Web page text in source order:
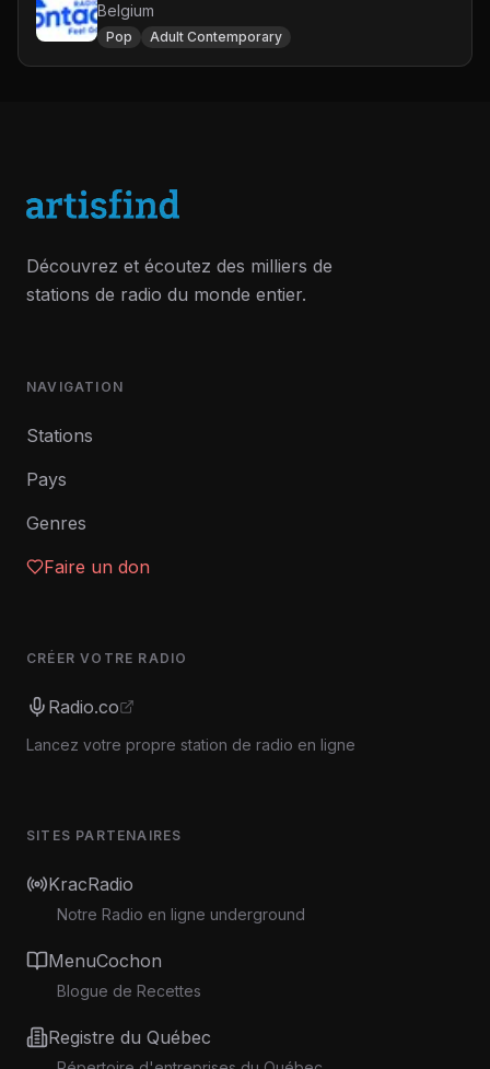
Belgium
Pop Adult Contemporary
Découvrez et écoutez des milliers de
stations de radio du monde entier.
NAVIGATION
Stations
Pays
Genres
Faire un don
CRÉER VOTRE RADIO
Radio.co
Lancez votre propre station de radio en ligne
SITES PARTENAIRES
KracRadio
Notre Radio en ligne underground
MenuCochon
Blogue de Recettes
Registre du Québec